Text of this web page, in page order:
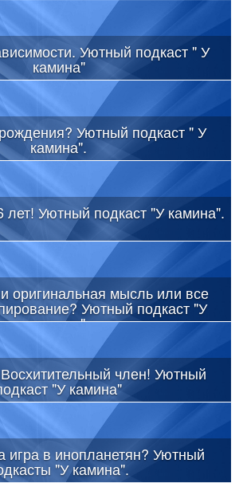
Уютный подкаст " У
камина"
Уютный подкаст " У
камина".
Уютный подкаст "У камина".
оригинальная мысль или все
Уютный подкаст "У
камина"
член! Уютный
"У камина"
игра в инопланетян? Уютный
"У камина".